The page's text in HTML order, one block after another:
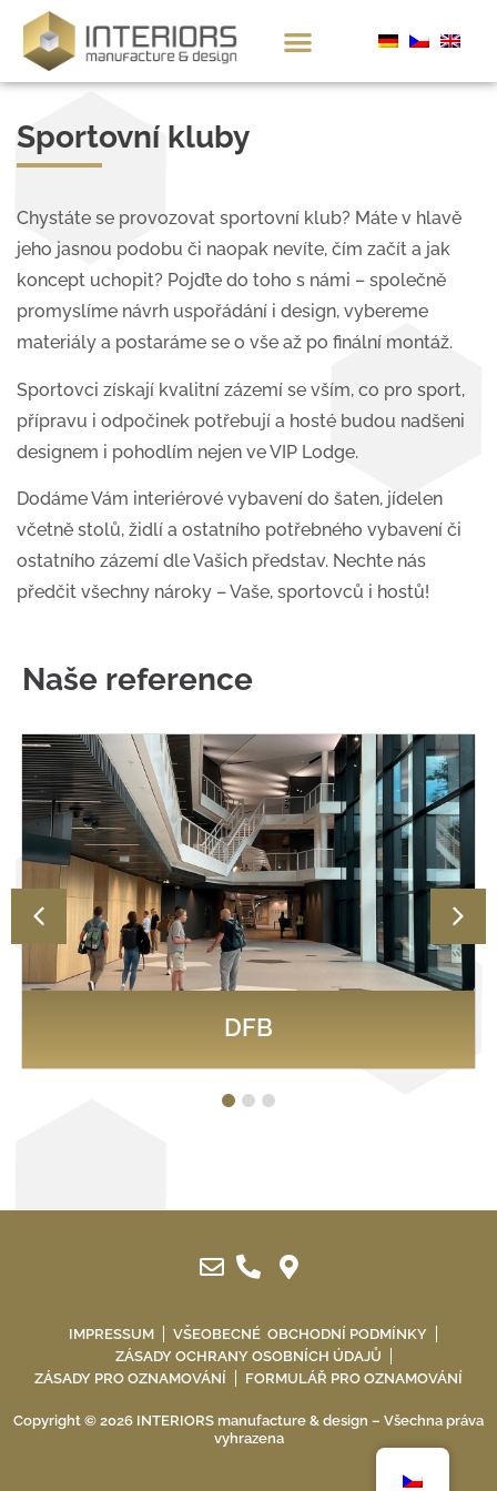
Sportovní kluby
Chystáte se provozovat sportovní klub? Máte v hlavě
jeho jasnou podobu či naopak nevíte, čím začít a jak
koncept uchopit? Pojďte do toho s námi – společně
promyslíme návrh uspořádání i design, vybereme
materiály a postaráme se o vše až po finální montáž.
Sportovci získají kvalitní zázemí se vším, co pro sport,
přípravu i odpočinek potřebují a hosté budou nadšeni
designem i pohodlím nejen ve VIP Lodge.
Dodáme Vám interiérové vybavení do šaten, jídelen
včetně stolů, židlí a ostatního potřebného vybavení či
ostatního zázemí dle Vašich představ. Nechte nás
předčit všechny nároky – Vaše, sportovců i hostů!
Naše reference
DFB
IMPRESSUM
VŠEOBECNÉ OBCHODNÍ PODMÍNKY
ZÁSADY OCHRANY OSOBNÍCH ÚDAJŮ
ZÁSADY PRO OZNAMOVÁNÍ
FORMULÁŘ PRO OZNAMOVÁNÍ
Copyright © 2026 INTERIORS manufacture & design – Všechna práva
vyhrazena